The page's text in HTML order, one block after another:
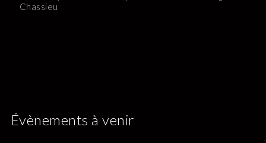
Chassieu
Évènements à venir